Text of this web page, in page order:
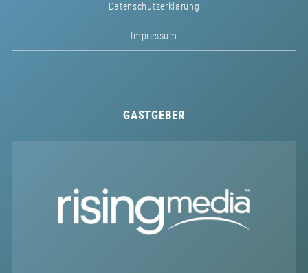
Datenschutzerklärung
Impressum
GASTGEBER